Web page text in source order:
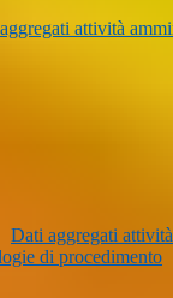
attività
Dati aggregati
di procedimento